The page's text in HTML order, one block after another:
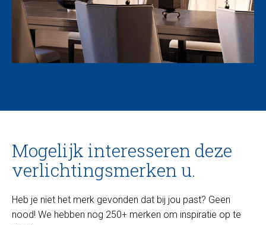
Mogelijk interesseren deze
verlichtingsmerken u.
Heb je niet het merk gevonden dat bij jou past? Geen
nood! We hebben nog 250+ merken om inspiratie op te